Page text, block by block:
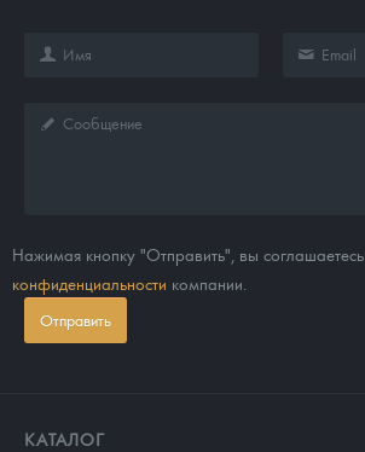
Нажимая кнопку "Отправить", вы соглашаетесь
конфиденциальности компании.
Отправить
КАТАЛОГ